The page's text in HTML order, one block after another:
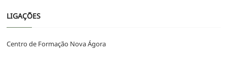
LIGAÇÕES
Centro de Formação Nova Ágora